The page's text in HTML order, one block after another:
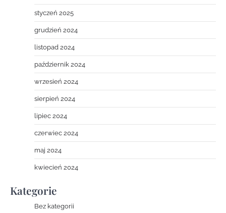
styczeń 2025
grudzień 2024
listopad 2024
październik 2024
wrzesień 2024
sierpień 2024
lipiec 2024
czerwiec 2024
maj 2024
kwiecień 2024
Kategorie
Bez kategorii